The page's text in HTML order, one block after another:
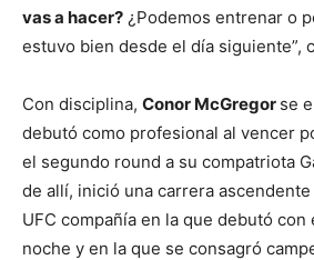
vas a hacer? ¿Podemos entrenar o
estuvo bien desde el día siguiente”,
Con disciplina, Conor McGregor se
debutó como profesional al vencer
el segundo round a su compatriota
de allí, inició una carrera
UFC compañía en la que debutó con
noche y en la que se consagró